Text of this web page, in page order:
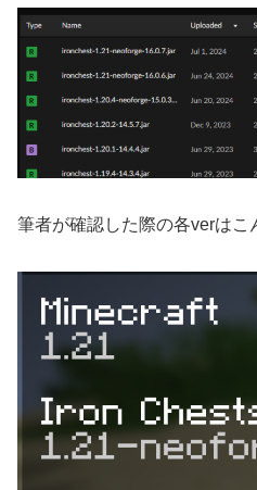
筆者が確認した際の各verはこ